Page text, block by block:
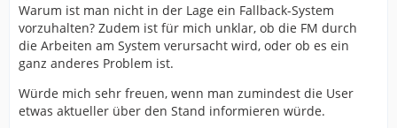
Warum ist man nicht in der Lage ein Fallback-System
vorzuhalten? Zudem ist für mich unklar, ob die FM durch
die Arbeiten am System verursacht wird, oder ob es ein
ganz anderes Problem ist.
Würde mich sehr freuen, wenn man zumindest die User
etwas aktueller über den Stand informieren würde.